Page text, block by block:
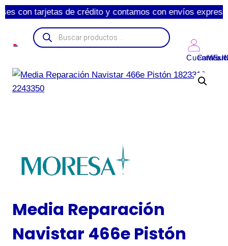
de crédito y contamos con envíos express de 1
Cuenta
Carrito
Media Reparación
Navistar 466e Pistón